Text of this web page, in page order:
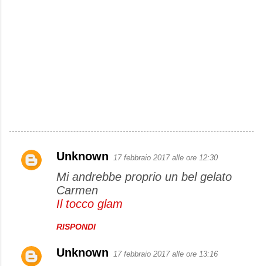
C
t
Unknown 17 febbraio 2017 alle ore 12:30
Mi andrebbe proprio un bel gelato
Carmen
Il tocco glam
RISPONDI
Unknown 17 febbraio 2017 alle ore 13:16